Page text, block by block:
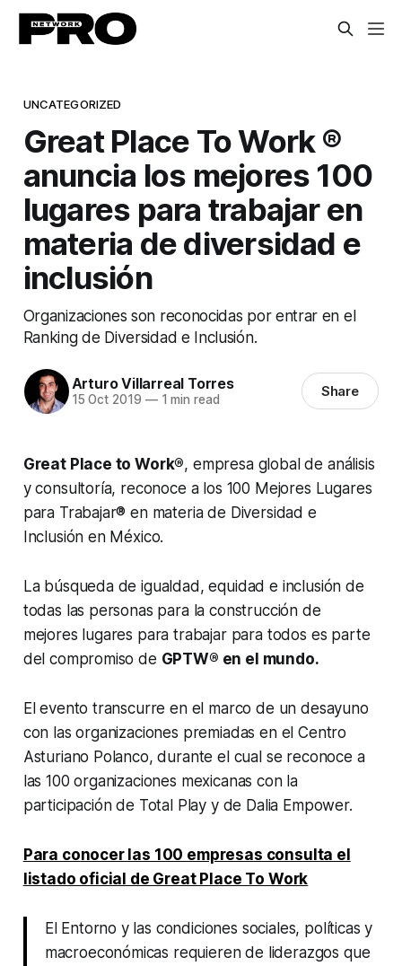
UNCATEGORIZED
Great Place To Work ®
anuncia los mejores 100
lugares para trabajar en
materia de diversidad e
inclusión
Organizaciones son reconocidas por entrar en el
Ranking de Diversidad e Inclusión.
Arturo Villarreal Torres
15 Oct 2019 —1 min read Share
Great Place to Work®, empresa global de análisis
y consultoría, reconoce a los 100 Mejores Lugares
para Trabajar® en materia de Diversidad e
Inclusión en México.
La búsqueda de igualdad, equidad e inclusión de
todas las personas para la construcción de
mejores lugares para trabajar para todos es parte
del compromiso de GPTW® en el mundo.
El evento transcurre en el marco de un desayuno
con las organizaciones premiadas en el Centro
Asturiano Polanco, durante el cual se reconoce a
las 100 organizaciones mexicanas con la
participación de Total Play y de Dalia Empower.
Para conocer las 100 empresas consulta el
listado oficial de Great Place To Work
El Entorno y las condiciones sociales, políticas y
macroeconómicas requieren de liderazgos que